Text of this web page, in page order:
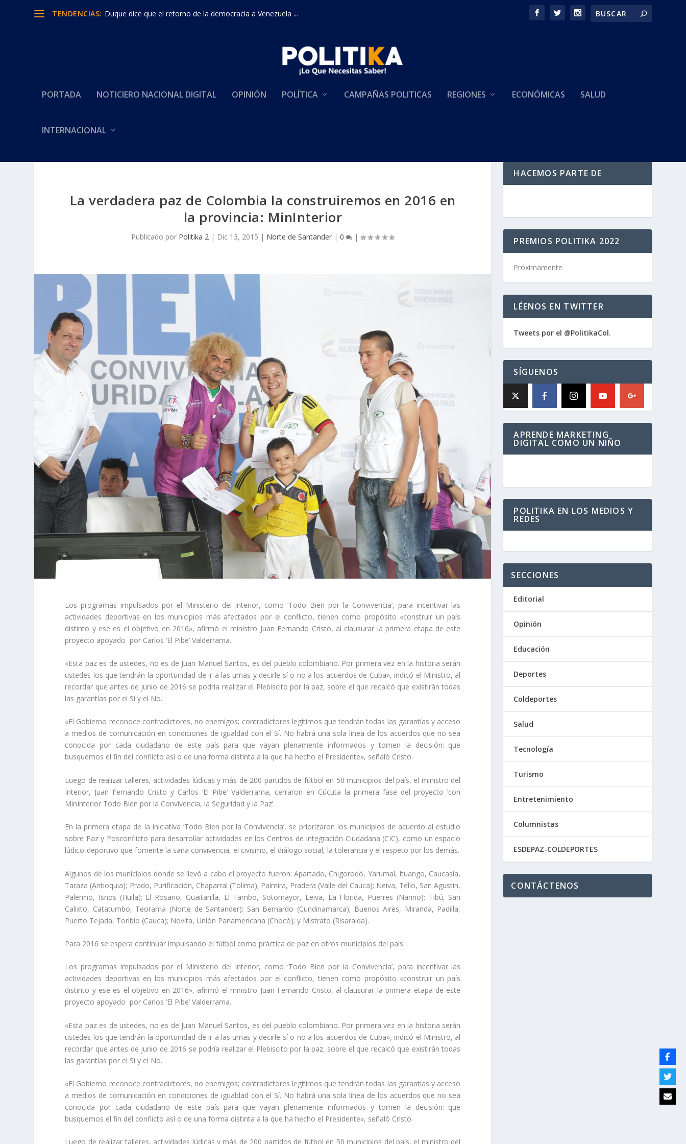
TENDENCIAS: Duque dice que el retorno de la democracia a Venezuela ...
PORTADA NOTICIERO NACIONAL DIGITAL OPINIÓN POLÍTICA CAMPAÑAS POLITICAS REGIONES ECONÓMICAS SALUD
INTERNACIONAL
La verdadera paz de Colombia la construiremos en 2016 en
la provincia: MinInterior
Publicado por Politika 2 | Dic 13, 2015 | Norte de Santander |0 |
Los programas impulsados por el Ministerio del Interior, como ‘Todo Bien por la Convivencia’, para incentivar las
actividades deportivas en los municipios más afectados por el conflicto, tienen como propósito «construir un país
distinto y ese es el objetivo en 2016», afirmó el ministro Juan Fernando Cristo, al clausurar la primera etapa de este
proyecto apoyado por Carlos ‘El Pibe’ Valderrama.
«Esta paz es de ustedes, no es de Juan Manuel Santos, es del pueblo colombiano. Por primera vez en la historia serán
ustedes los que tendrán la oportunidad de ir a las urnas y decirle sí o no a los acuerdos de Cuba», indicó el Ministro, al
recordar que antes de junio de 2016 se podría realizar el Plebiscito por la paz, sobre el que recalcó que existirán todas
las garantías por el Sí y el No.
«El Gobierno reconoce contradictores, no enemigos; contradictores legítimos que tendrán todas las garantías y acceso
a medios de comunicación en condiciones de igualdad con el Sí. No habrá una sola línea de los acuerdos que no sea
conocida por cada ciudadano de este país para que vayan plenamente informados y tomen la decisión: que
busquemos el fin del conflicto así o de una forma distinta a la que ha hecho el Presidente», señaló Cristo.
Luego de realizar talleres, actividades lúdicas y más de 200 partidos de fútbol en 50 municipios del país, el ministro del
Interior, Juan Fernando Cristo y Carlos ‘El Pibe’ Valderrama, cerraron en Cúcuta la primera fase del proyecto ‘con
MinInterior Todo Bien por la Convivencia, la Seguridad y la Paz’.
En la primera etapa de la iniciativa ‘Todo Bien por la Convivencia’, se priorizaron los municipios de acuerdo al estudio
sobre Paz y Posconflicto para desarrollar actividades en los Centros de Integración Ciudadana (CIC), como un espacio
lúdico-deportivo que fomente la sana convivencia, el civismo, el diálogo social, la tolerancia y el respeto por los demás.
Algunos de los municipios donde se llevó a cabo el proyecto fueron: Apartado, Chigorodó, Yarumal, Ituango, Caucasia,
Taraza (Antioquia); Prado, Purificación, Chaparral (Tolima); Palmira, Pradera (Valle del Cauca); Neiva, Tello, San Agustin,
Palermo, Isnos (Huila); El Rosario, Guaitarilla, El Tambo, Sotomayor, Leiva, La Florida, Puerres (Nariño); Tibú, San
Calixto, Catatumbo, Teorama (Norte de Santander); San Bernardo (Cundinamarca); Buenos Aires, Miranda, Padilla,
Puerto Tejada, Toribio (Cauca); Novita, Unión Panamericana (Chocó); y Mistrato (Risaralda).
Para 2016 se espera continuar impulsando el fútbol como práctica de paz en otros municipios del país.
Los programas impulsados por el Ministerio del Interior, como ‘Todo Bien por la Convivencia’, para incentivar las
actividades deportivas en los municipios más afectados por el conflicto, tienen como propósito «construir un país
distinto y ese es el objetivo en 2016», afirmó el ministro Juan Fernando Cristo, al clausurar la primera etapa de este
proyecto apoyado por Carlos ‘El Pibe’ Valderrama.
«Esta paz es de ustedes, no es de Juan Manuel Santos, es del pueblo colombiano. Por primera vez en la historia serán
ustedes los que tendrán la oportunidad de ir a las urnas y decirle sí o no a los acuerdos de Cuba», indicó el Ministro, al
recordar que antes de junio de 2016 se podría realizar el Plebiscito por la paz, sobre el que recalcó que existirán todas
las garantías por el Sí y el No.
«El Gobierno reconoce contradictores, no enemigos; contradictores legítimos que tendrán todas las garantías y acceso
a medios de comunicación en condiciones de igualdad con el Sí. No habrá una sola línea de los acuerdos que no sea
conocida por cada ciudadano de este país para que vayan plenamente informados y tomen la decisión: que
busquemos el fin del conflicto así o de una forma distinta a la que ha hecho el Presidente», señaló Cristo.
Luego de realizar talleres, actividades lúdicas y más de 200 partidos de fútbol en 50 municipios del país, el ministro del
HACEMOS PARTE DE
PREMIOS POLITIKA 2022
Próximamente
LÉENOS EN TWITTER
Tweets por el @PolitikaCol.
SÍGUENOS
APRENDE MARKETING
DIGITAL COMO UN NIÑO
POLITIKA EN LOS MEDIOS Y
REDES
SECCIONES
Editorial
Opinión
Educación
Deportes
Coldeportes
Salud
Tecnología
Turismo
Entretenimiento
Columnistas
ESDEPAZ-COLDEPORTES
CONTÁCTENOS